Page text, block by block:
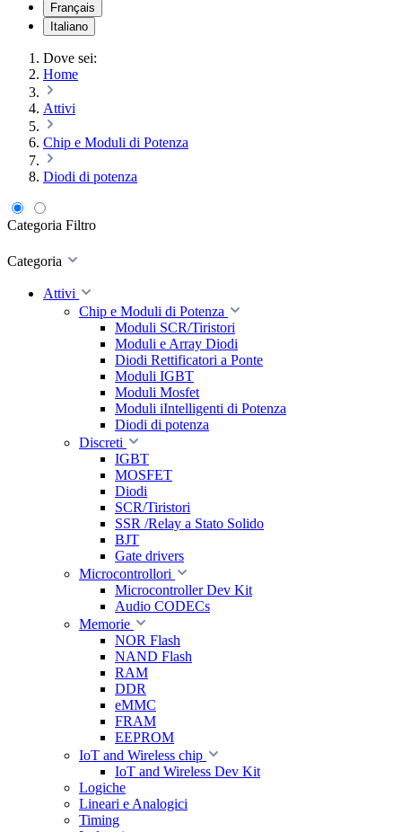
Français
Italiano
Dove sei:
Home
Attivi
Chip e Moduli di Potenza
Diodi di potenza
Categoria Filtro
Categoria
Attivi
Chip e Moduli di Potenza
Moduli SCR/Tiristori
Moduli e Array Diodi
Diodi Rettificatori a Ponte
Moduli IGBT
Moduli Mosfet
Moduli iIntelligenti di Potenza
Diodi di potenza
Discreti
IGBT
MOSFET
Diodi
SCR/Tiristori
SSR /Relay a Stato Solido
BJT
Gate drivers
Microcontrollori
Microcontroller Dev Kit
Audio CODECs
Memorie
NOR Flash
NAND Flash
RAM
DDR
eMMC
FRAM
EEPROM
IoT and Wireless chip
IoT and Wireless Dev Kit
Logiche
Lineari e Analogici
Timing